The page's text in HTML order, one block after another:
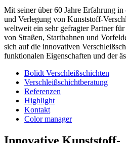
Mit seiner über 60 Jahre Erfahrung
und Verlegung von Kunststoff-
weltweit ein sehr gefragter Partner
von Straßen, Startbahnen und
sich auf die innovativen
funktionalen Eigenschaften und der
Bolidt Verschleißschichten
Verschleißschichtberatung
Referenzen
Highlight
Kontakt
Color manager
Innovative Kunststoff-